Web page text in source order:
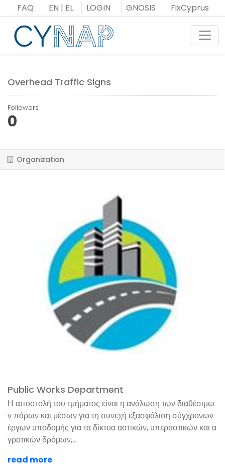
to
content
FAQ EN | EL LOGIN GNOSIS FixCyprus
Overhead Traffic Signs
Followers
0
Organization
Public Works Department
Η αποστολή του τμήματος είναι η ανάλωση των διαθέσιμω
ν πόρων και μέσων για τη συνεχή εξασφάλιση σύγχρονων
έργων υποδομής για τα δίκτυα αστικών, υπεραστικών και α
γροτικών δρόμων,...
read more